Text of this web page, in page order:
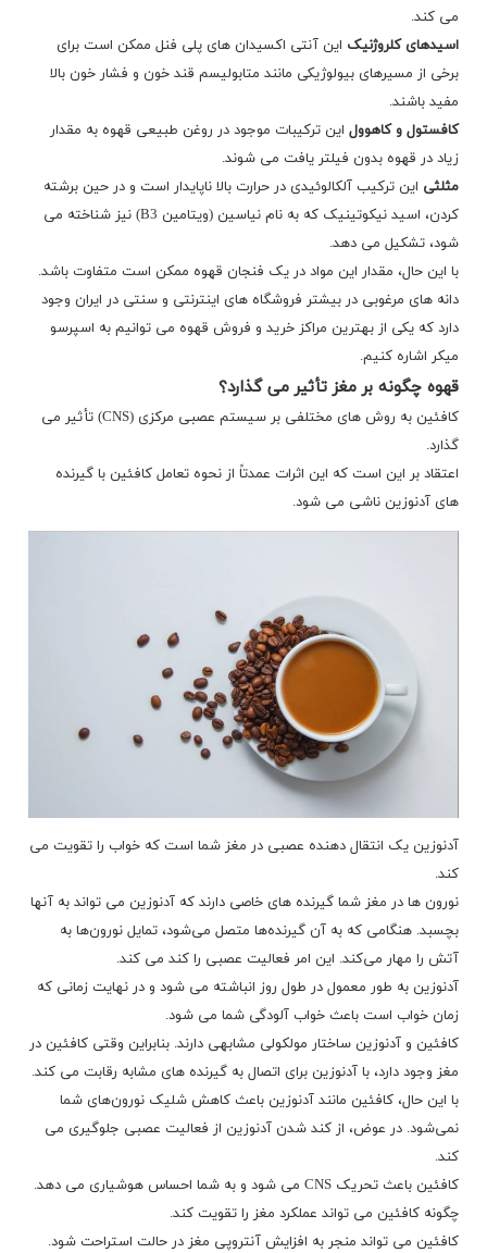
می کند.
اسیدهای کلروژنیک این آنتی اکسیدان های پلی فنل ممکن است برای
برخی از مسیرهای بیولوژیکی مانند متابولیسم قند خون و فشار خون بالا
مفید باشند.
کافستول و کاهوول این ترکیبات موجود در روغن طبیعی قهوه به مقدار
زیاد در قهوه بدون فیلتر یافت می شوند.
مثلثی این ترکیب آلکالوئیدی در حرارت بالا ناپایدار است و در حین برشته
کردن، اسید نیکوتینیک که به نام نیاسین (ویتامین B3) نیز شناخته می
شود، تشکیل می دهد.
با این حال، مقدار این مواد در یک فنجان قهوه ممکن است متفاوت باشد.
دانه های مرغوبی در بیشتر فروشگاه های اینترنتی و سنتی در ایران وجود
دارد که یکی از بهترین مراکز خرید و فروش قهوه می توانیم به اسپرسو
میکر اشاره کنیم.
قهوه چگونه بر مغز تأثیر می گذارد؟
کافئین به روش های مختلفی بر سیستم عصبی مرکزی (CNS) تأثیر می
گذارد.
اعتقاد بر این است که این اثرات عمدتاً از نحوه تعامل کافئین با گیرنده
های آدنوزین ناشی می شود.
آدنوزین یک انتقال دهنده عصبی در مغز شما است که خواب را تقویت می
کند.
نورون ها در مغز شما گیرنده های خاصی دارند که آدنوزین می تواند به آنها
بچسبد. هنگامی که به آن گیرنده‌ها متصل می‌شود، تمایل نورون‌ها به
آتش را مهار می‌کند. این امر فعالیت عصبی را کند می کند.
آدنوزین به طور معمول در طول روز انباشته می شود و در نهایت زمانی که
زمان خواب است باعث خواب آلودگی شما می شود.
کافئین و آدنوزین ساختار مولکولی مشابهی دارند. بنابراین وقتی کافئین در
مغز وجود دارد، با آدنوزین برای اتصال به گیرنده های مشابه رقابت می کند.
با این حال، کافئین مانند آدنوزین باعث کاهش شلیک نورون‌های شما
نمی‌شود. در عوض، از کند شدن آدنوزین از فعالیت عصبی جلوگیری می
کند.
کافئین باعث تحریک CNS می شود و به شما احساس هوشیاری می دهد.
چگونه کافئین می تواند عملکرد مغز را تقویت کند.
کافئین می تواند منجر به افزایش آنتروپی مغز در حالت استراحت شود.